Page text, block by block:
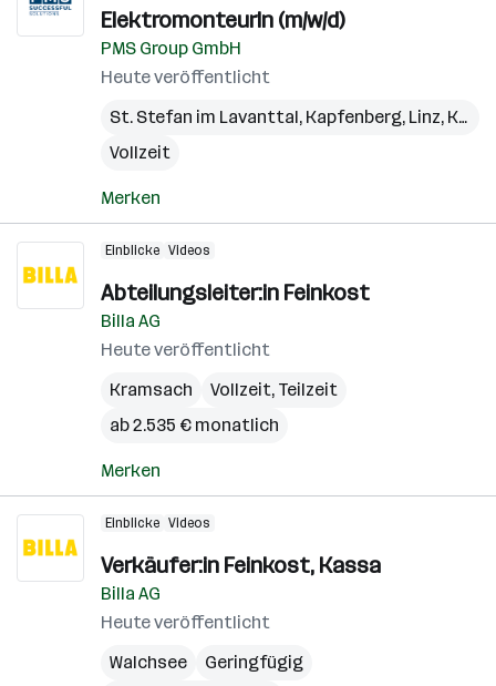
ElektromonteurIn (m/w/d)
PMS Group GmbH
Heute veröffentlicht
St. Stefan im Lavanttal, Kapfenberg, Linz, Kundl
Vollzeit
Merken
Einblicke Videos
Abteilungsleiter:in Feinkost
Billa AG
Heute veröffentlicht
Kramsach
Vollzeit, Teilzeit
ab 2.535 € monatlich
Merken
Einblicke Videos
Verkäufer:in Feinkost, Kassa
Billa AG
Heute veröffentlicht
Walchsee
Geringfügig